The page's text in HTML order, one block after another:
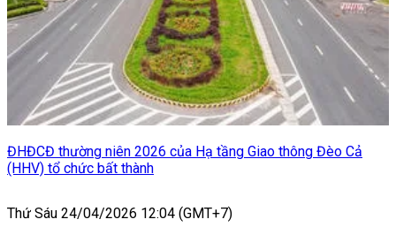
ĐHĐCĐ thường niên 2026 của Hạ tầng Giao thông Đèo Cả
(HHV) tổ chức bất thành
Thứ Sáu 24/04/2026 12:04 (GMT+7)